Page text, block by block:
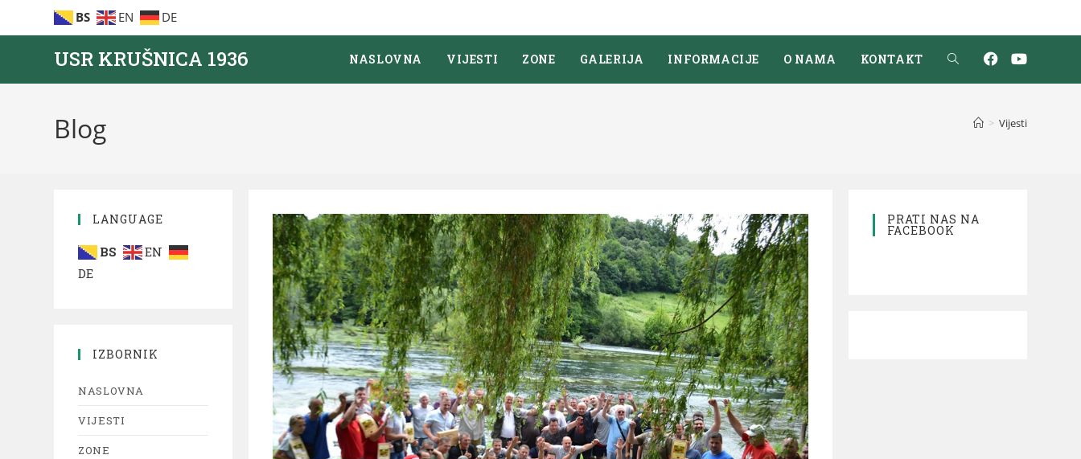
BS EN DE
USR KRUŠNICA 1936 NASLOVNA VIJESTI ZONE GALERIJA INFORMACIJE O NAMA KONTAKT
Blog > Vijesti
LANGUAGE
BS
EN
DE
IZBORNIK
NASLOVNA
VIJESTI
ZONE
PRATI NAS NA
FACEBOOK